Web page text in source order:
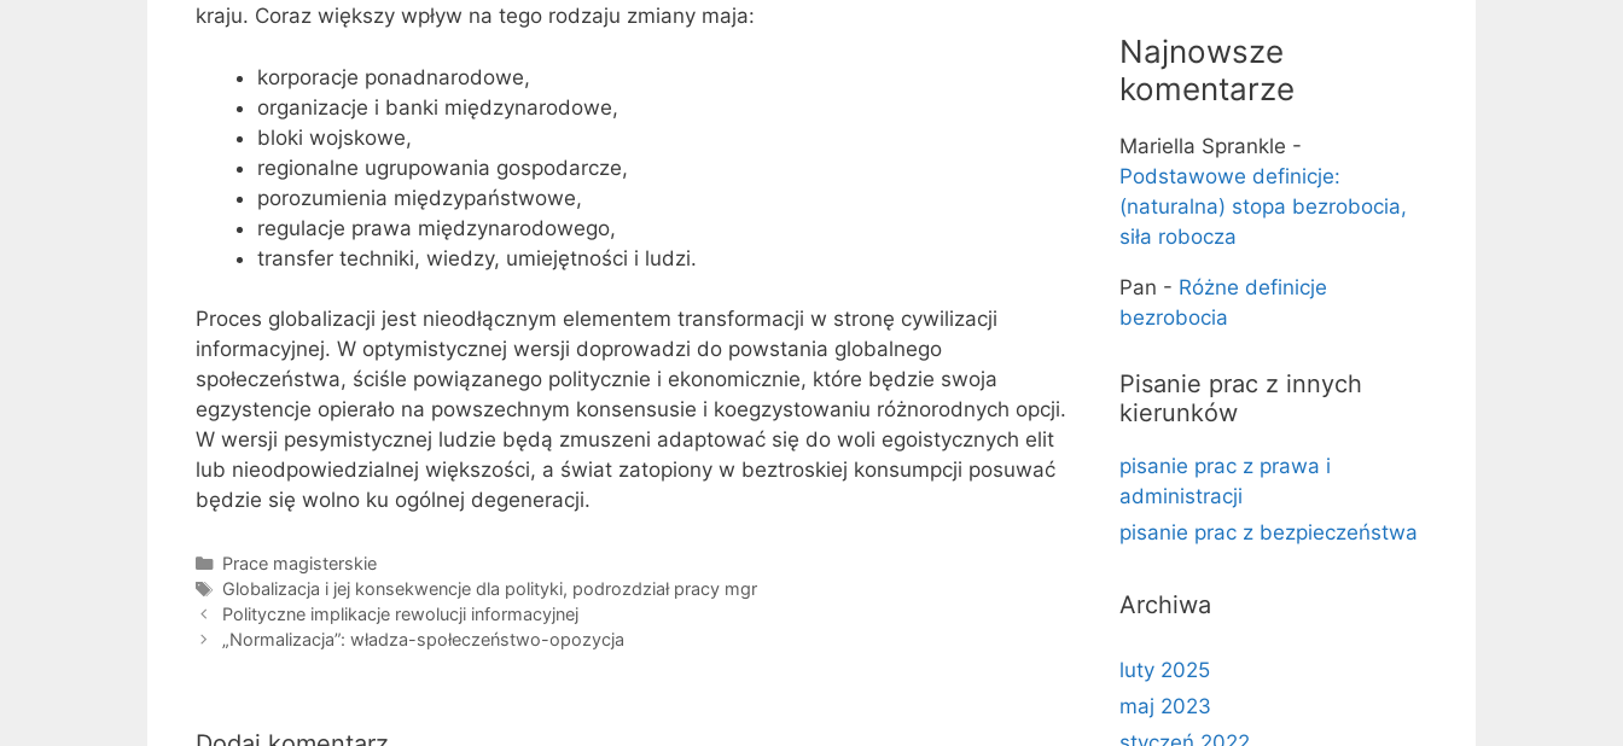
kraju. Coraz większy wpływ na tego rodzaju zmiany maja:
korporacje ponadnarodowe,
organizacje i banki międzynarodowe,
bloki wojskowe,
regionalne ugrupowania gospodarcze,
porozumienia międzypaństwowe,
regulacje prawa międzynarodowego,
transfer techniki, wiedzy, umiejętności i ludzi.
Proces globalizacji jest nieodłącznym elementem transformacji w stronę cywilizacji
informacyjnej. W optymistycznej wersji doprowadzi do powstania globalnego
społeczeństwa, ściśle powiązanego politycznie i ekonomicznie, które będzie swoja
egzystencje opierało na powszechnym konsensusie i koegzystowaniu różnorodnych opcji.
W wersji pesymistycznej ludzie będą zmuszeni adaptować się do woli egoistycznych elit
lub nieodpowiedzialnej większości, a świat zatopiony w beztroskiej konsumpcji posuwać
będzie się wolno ku ogólnej degeneracji.
Kategorie
Prace magisterskie
Tagi
Globalizacja i jej konsekwencje dla polityki, podrozdział pracy mgr
Polityczne implikacje rewolucji informacyjnej
„Normalizacja”: władza-społeczeństwo-opozycja
Najnowsze
komentarze
Mariella Sprankle -
Podstawowe definicje:
(naturalna) stopa bezrobocia,
siła robocza
Pan - Różne definicje
bezrobocia
Pisanie prac z innych
kierunków
pisanie prac z prawa i
administracji
pisanie prac z bezpieczeństwa
Archiwa
luty 2025
maj 2023